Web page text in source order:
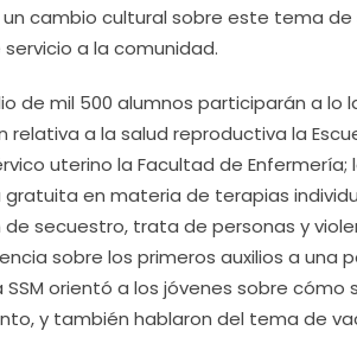
cambio cultural sobre este tema
a la comunidad.
de mil 500 alumnos participarán a
relativa a la salud reproductiva la
uterino la Facultad de
en materia de terapias
secuestro, trata de personas y
sobre los primeros auxilios a
SSM orientó a los jóvenes sobre
y también hablaron del tema de